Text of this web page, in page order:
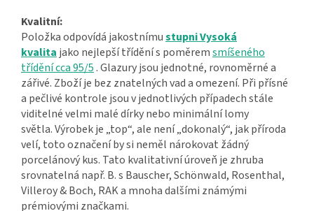
Kvalitní:
Položka odpovídá jakostnímustupni Vysoká
kvalita jako nejlepší třídění s poměremsmíšeného
třídění cca 95/5 . Glazury jsou jednotné, rovnoměrné a
zářivé. Zboží je bez znatelných vad a omezení. Při přísné
a pečlivé kontrole jsou v jednotlivých případech stále
viditelné velmi malé dírky nebo minimální lomy
světla. Výrobek je „top“, ale není „dokonalý“, jak příroda
velí, toto označení by si neměl nárokovat žádný
porcelánový kus. Tato kvalitativní úroveň je zhruba
srovnatelná např. B. s Bauscher, Schönwald, Rosenthal,
Villeroy & Boch, RAK a mnoha dalšími známými
prémiovými značkami.